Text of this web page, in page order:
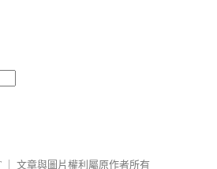
文章與圖片權利屬原作者所有